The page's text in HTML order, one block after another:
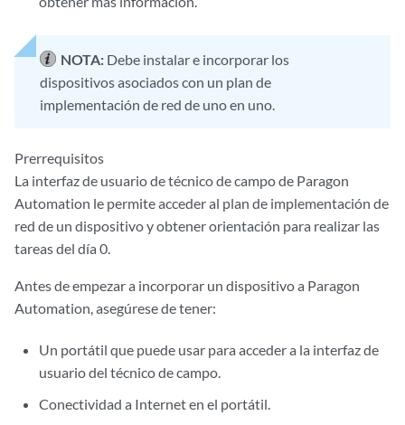
NOTA: Debe instalar e incorporar los
dispositivos asociados con un plan de
implementación de red de uno en uno.
Prerrequisitos
La interfaz de usuario de técnico de campo de Paragon
Automation le permite acceder al plan de implementación de
red de un dispositivo y obtener orientación para realizar las
tareas del día 0.
Antes de empezar a incorporar un dispositivo a Paragon
Automation, asegúrese de tener:
Un portátil que puede usar para acceder a la interfaz de
usuario del técnico de campo.
Conectividad a Internet en el portátil.